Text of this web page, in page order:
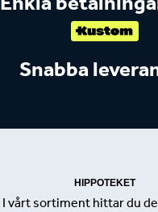
Snabba
HIPPOTEKET
I vårt sortiment hittar du